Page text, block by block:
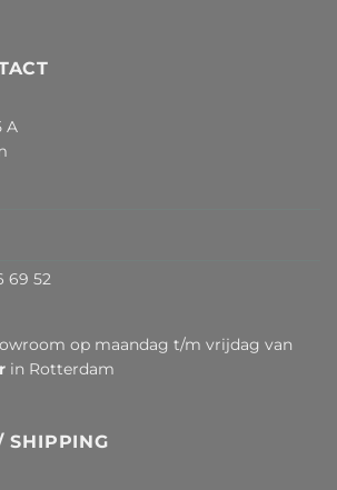
A
69 52
op maandag t/m vrijdag van
in Rotterdam
SHIPPING